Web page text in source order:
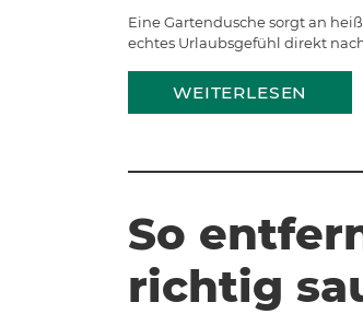
Eine Gartendusche sorgt an
echtes Urlaubsgefühl direkt
WEITERLESEN
So
richtig